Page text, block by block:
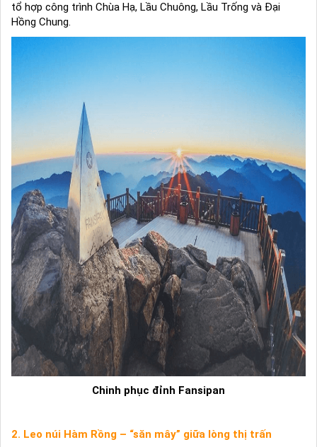
tổ hợp công trình Chùa Hạ, Lầu Chuông, Lầu Trống và Đại
Hồng Chung.
Chinh phục đỉnh Fansipan
2. Leo núi Hàm Rồng – “săn mây” giữa lòng thị trấn